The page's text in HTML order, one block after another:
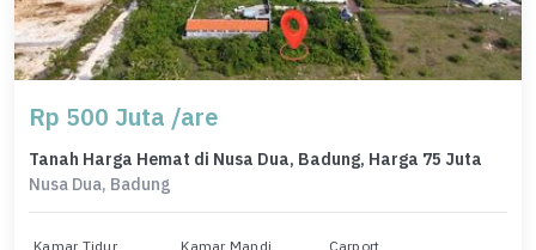
Rp 500 Juta /are
Tanah Harga Hemat di Nusa Dua, Badung, Harga 75 Juta
Nusa Dua, Badung
Kamar Tidur Kamar Mandi Carport